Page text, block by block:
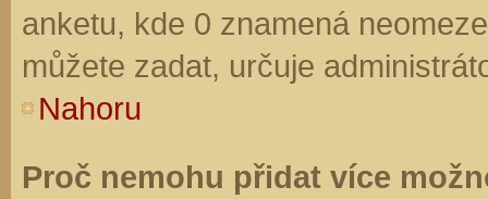
anketu, kde 0 znamená
můžete zadat, určuje
Nahoru
Proč nemohu přidat více